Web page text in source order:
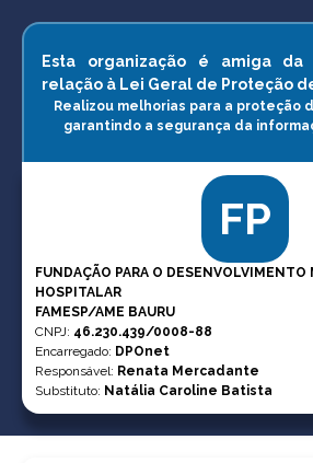
Esta organização é amiga da
relação à Lei Geral de Proteção
Realizou melhorias para a proteção
garantindo a segurança da
FP
FUNDAÇÃO PARA O DESENVOLVIMENTO
HOSPITALAR
FAMESP/AME BAURU
CNPJ: 46.230.439/0008-88
Encarregado: DPOnet
Responsável: Renata Mercadante
Substituto: Natália Caroline Batista